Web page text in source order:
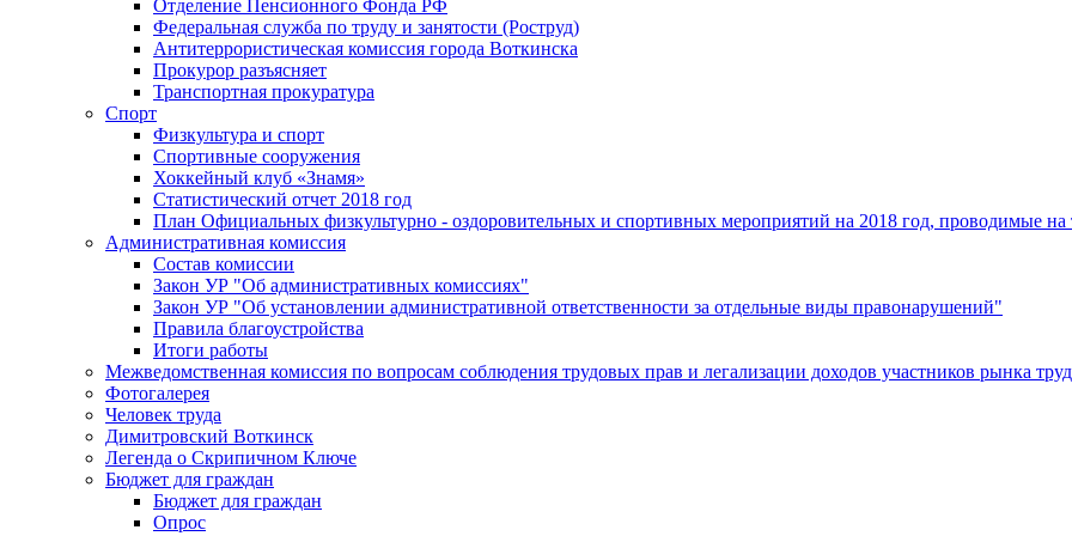
Отделение Пенсионного Фонда РФ
Федеральная служба по труду и занятости (Роструд)
Антитеррористическая комиссия города Воткинска
Прокурор разъясняет
Транспортная прокуратура
Спорт
Физкультура и спорт
Спортивные сооружения
Хоккейный клуб «Знамя»
Статистический отчет 2018 год
План Официальных физкультурно - оздоровительных и спортивных мероприятий на 2018 год, проводимые
Административная комиссия
Состав комиссии
Закон УР "Об административных комиссиях"
Закон УР "Об установлении административной ответственности за отдельные виды правонарушений"
Правила благоустройства
Итоги работы
Межведомственная комиссия по вопросам соблюдения трудовых прав и легализации доходов участников рынка
Фотогалерея
Человек труда
Димитровский Воткинск
Легенда о Скрипичном Ключе
Бюджет для граждан
Бюджет для граждан
Опрос